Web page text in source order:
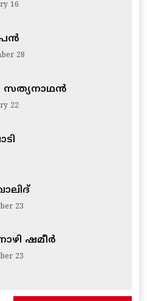
16
28
സത്യനാഥൻ
22
23
ഷമീർ
23